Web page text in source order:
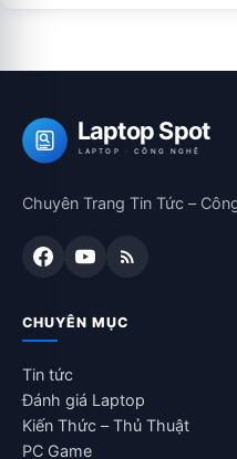
Laptop Spot
LAPTOP · CÔNG NGHỆ
Chuyên Trang Tin Tức –
CHUYÊN MỤC
Tin tức
Đánh giá Laptop
Kiến Thức – Thủ Thuật
PC Game